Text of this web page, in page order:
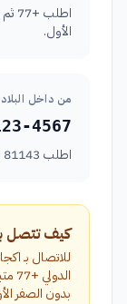
الأول.
من داخل البلاد
4567
اطلب 81143 ثم رقم الهاتف.
كيف تتصل
للاتصال بـ
بدون الصفر